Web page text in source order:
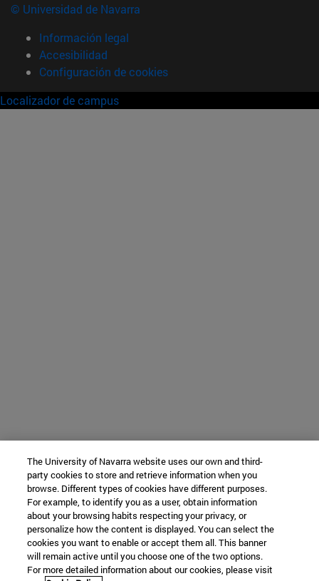
© Universidad de Navarra
Información legal
Accesibilidad
Configuración de cookies
Localizador de campus
The University of Navarra website uses our own and third-
party cookies to store and retrieve information when you
browse. Different types of cookies have different purposes.
For example, to identify you as a user, obtain information
about your browsing habits respecting your privacy, or
personalize how the content is displayed. You can select the
cookies you want to enable or accept them all. This banner
will remain active until you choose one of the two options.
For more detailed information about our cookies, please visit